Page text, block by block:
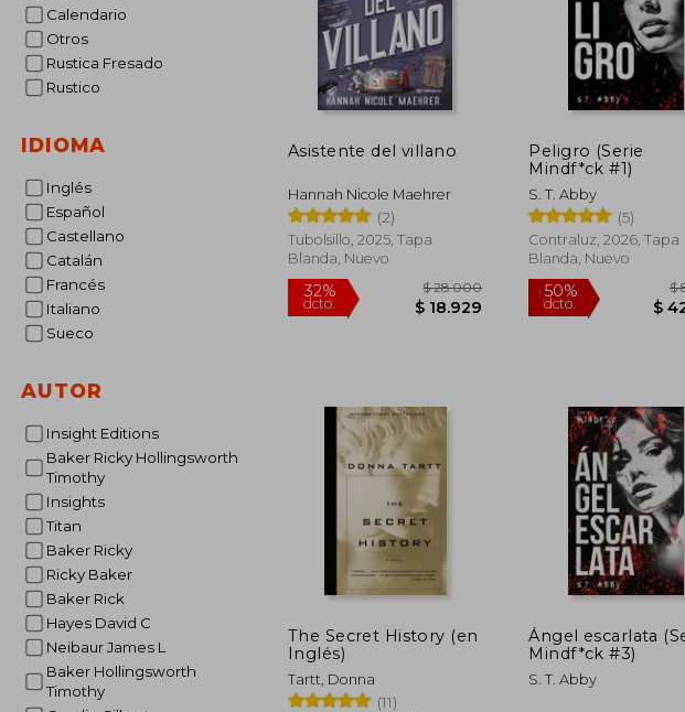
Calendario
Otros
Rustica Fresado
Rustico
IDIOMA
Inglés
Español
Castellano
Catalán
Francés
Italiano
Sueco
AUTOR
Insight Editions
Baker Ricky Hollingsworth
Timothy
Insights
Titan
Baker Ricky
Ricky Baker
Baker Rick
Hayes David C
Neibaur James L
Baker Hollingsworth
Timothy
Asistente del villano
Hannah Nicole Maehrer
(2)
Tubolsillo, 2025, Tapa
Blanda, Nuevo
dcto.
Peligro (Serie
Mindf*ck #1)
S. T. Abby
(5)
Contraluz, 2026, Tapa
Blanda, Nuevo
dcto.
The Secret History (en
Inglés)
Tartt, Donna
(11)
Ángel escarlata
Mindf*ck #3)
S. T. Abby